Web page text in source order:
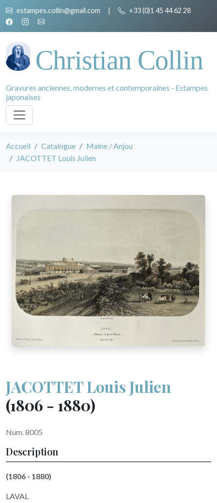
estampes.collin@gmail.com | +33 (0)1 45 44 62 28
Christian Collin
Gravures anciennes, modernes et contemporaines - Estampes
japonaises
Accueil Catalogue
Maine / Anjou
JACOTTET Louis Julien
JACOTTET Louis Julien
(1806 - 1880)
Num. 8005
Description
(1806 - 1880)
LAVAL